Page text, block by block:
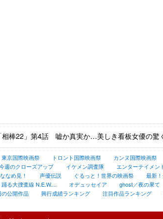
相棒22」第4話 嘘か真実か…美しき看板女優の驚
東京国際映画祭 トロント国際映画祭 カンヌ国際映画祭
週のクローズアップ イケメン調査隊 エンターテイメン
なめ見！
声優伝説 ぐるっと！世界の映画祭
最新
踊る大捜査線 N.E.W.... オデュッセイア ghost／夜の果て
の公開作品 興行成績ランキング 注目作品ランキング